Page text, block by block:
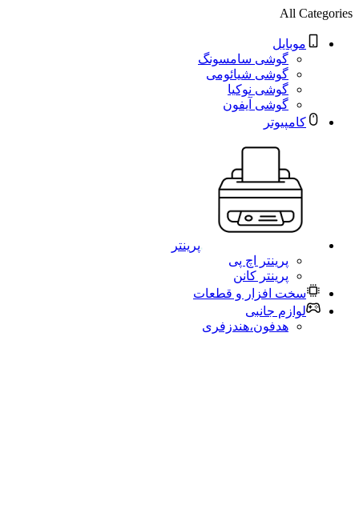
All Categories
موبایل
گوشی سامسونگ
گوشی شیائومی
گوشی نوکیا
گوشی آیفون
کامپیوتر
پرینتر
پرینتر اچ پی
پرینتر کانن
سخت افزار و قطعات
لوازم جانبی
هدفون،هندزفری